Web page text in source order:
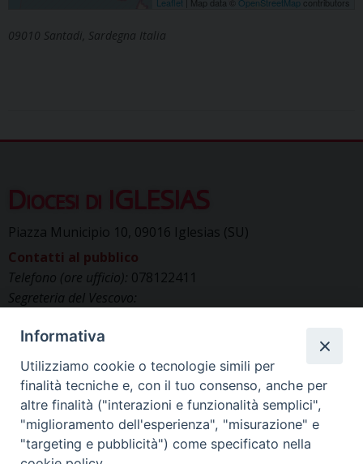
09010 Santadi, Sardegna Italia
Diocesi di IGLESIAS
Piazza Municipio 10, 09016 Iglesias (SU)
Contatti al pubblico
Telefono (ore ufficio): 078122411
Segreteria del Vescovo:
Uffici di Curia:curia_iglesias@libero.it
Cancelleria (richiesta documenti):
canc.curia.iglesias@tiscali.it
Comunicazione & media (ufficio stampa):
ucs.iglesias@gmail.com
Informativa
Utilizziamo cookie o tecnologie simili per
finalità tecniche e, con il tuo consenso, anche per
altre finalità ("interazioni e funzionalità semplici",
"miglioramento dell'esperienza", "misurazione" e
"targeting e pubblicità") come specificato nella